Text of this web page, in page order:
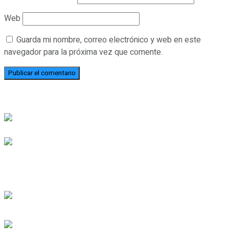
Web
Guarda mi nombre, correo electrónico y web en este
navegador para la próxima vez que comente.